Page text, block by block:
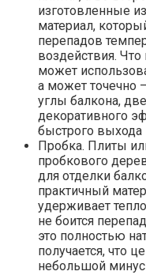
изготовленные
материал,
перепадов
воздействия. Что
может
а может точечно
углы балкона,
декоративного
быстрого выхода
Пробка. Плиты
пробкового
для отделки
практичный
удерживает
не боится
это полностью
получается, что
небольшой минус